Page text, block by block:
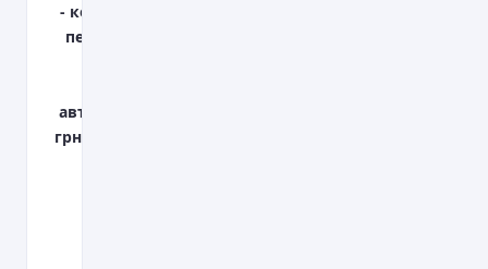
- комісія РКО за
перерахування
автосалону; 300
грн. - реєстрація